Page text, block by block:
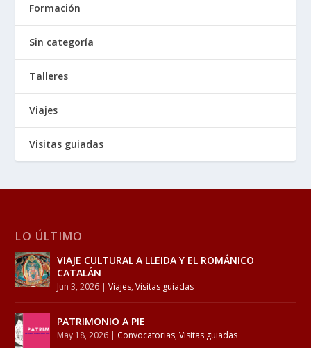
Formación
Sin categoría
Talleres
Viajes
Visitas guiadas
LO ÚLTIMO
VIAJE CULTURAL A LLEIDA Y EL ROMÁNICO
CATALÁN
Jun 3, 2026 |Viajes,Visitas guiadas
PATRIMONIO A PIE
May 18, 2026 | Convocatorias,Visitas guiadas